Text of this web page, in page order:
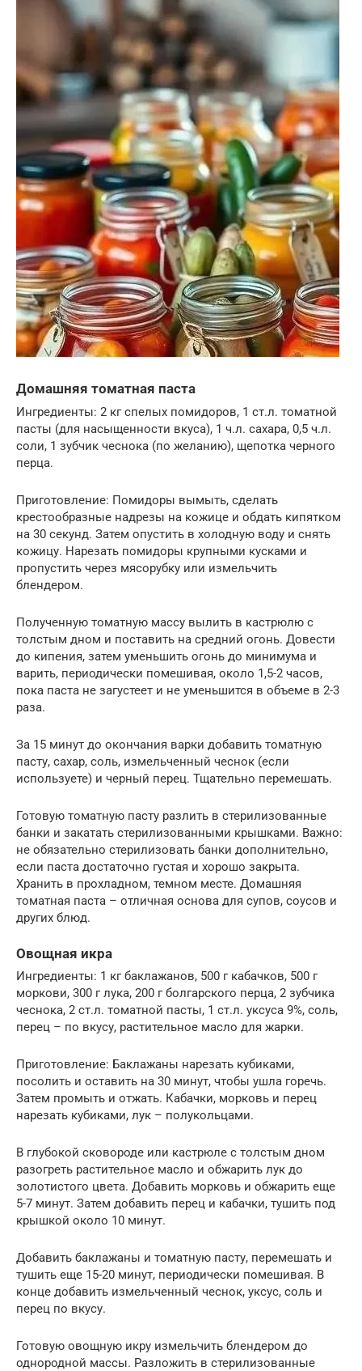
Домашняя томатная паста
Ингредиенты: 2 кг спелых помидоров, 1 ст.л. томатной
пасты (для насыщенности вкуса), 1 ч.л. сахара, 0,5 ч.л.
соли, 1 зубчик чеснока (по желанию), щепотка черного
перца.
Приготовление: Помидоры вымыть, сделать
крестообразные надрезы на кожице и обдать кипятком
на 30 секунд. Затем опустить в холодную воду и снять
кожицу. Нарезать помидоры крупными кусками и
пропустить через мясорубку или измельчить
блендером.
Полученную томатную массу вылить в кастрюлю с
толстым дном и поставить на средний огонь. Довести
до кипения, затем уменьшить огонь до минимума и
варить, периодически помешивая, около 1,5-2 часов,
пока паста не загустеет и не уменьшится в объеме в 2-3
раза.
За 15 минут до окончания варки добавить томатную
пасту, сахар, соль, измельченный чеснок (если
используете) и черный перец. Тщательно перемешать.
Готовую томатную пасту разлить в стерилизованные
банки и закатать стерилизованными крышками. Важно:
не обязательно стерилизовать банки дополнительно,
если паста достаточно густая и хорошо закрыта.
Хранить в прохладном, темном месте. Домашняя
томатная паста – отличная основа для супов, соусов и
других блюд.
Овощная икра
Ингредиенты: 1 кг баклажанов, 500 г кабачков, 500 г
моркови, 300 г лука, 200 г болгарского перца, 2 зубчика
чеснока, 2 ст.л. томатной пасты, 1 ст.л. уксуса 9%, соль,
перец – по вкусу, растительное масло для жарки.
Приготовление: Баклажаны нарезать кубиками,
посолить и оставить на 30 минут, чтобы ушла горечь.
Затем промыть и отжать. Кабачки, морковь и перец
нарезать кубиками, лук – полукольцами.
В глубокой сковороде или кастрюле с толстым дном
разогреть растительное масло и обжарить лук до
золотистого цвета. Добавить морковь и обжарить еще
5-7 минут. Затем добавить перец и кабачки, тушить под
крышкой около 10 минут.
Добавить баклажаны и томатную пасту, перемешать и
тушить еще 15-20 минут, периодически помешивая. В
конце добавить измельченный чеснок, уксус, соль и
перец по вкусу.
Готовую овощную икру измельчить блендером до
однородной массы. Разложить в стерилизованные